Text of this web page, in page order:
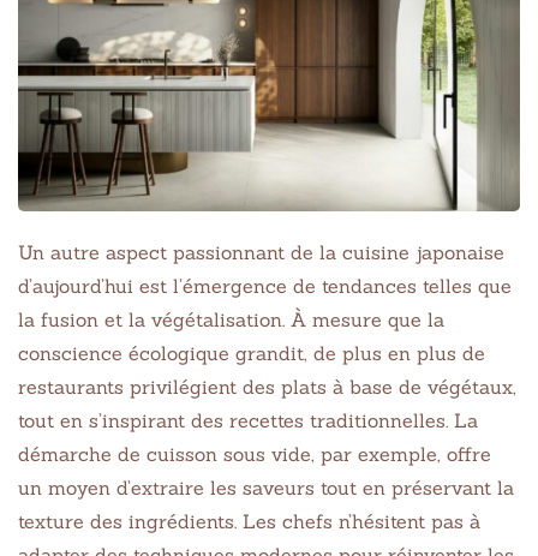
Un autre aspect passionnant de la cuisine japonaise
d’aujourd’hui est l’émergence de tendances telles que
la fusion et la végétalisation. À mesure que la
conscience écologique grandit, de plus en plus de
restaurants privilégient des plats à base de végétaux,
tout en s’inspirant des recettes traditionnelles. La
démarche de cuisson sous vide, par exemple, offre
un moyen d’extraire les saveurs tout en préservant la
texture des ingrédients. Les chefs n’hésitent pas à